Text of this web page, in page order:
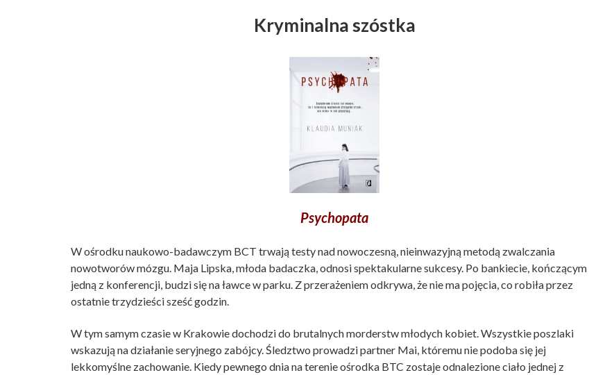
Kryminalna szóstka
Psychopata
W ośrodku naukowo-badawczym BCT trwają testy nad nowoczesną, nieinwazyjną metodą zwalczania
nowotworów mózgu. Maja Lipska, młoda badaczka, odnosi spektakularne sukcesy. Po bankiecie, kończącym
jedną z konferencji, budzi się na ławce w parku. Z przerażeniem odkrywa, że nie ma pojęcia, co robiła przez
ostatnie trzydzieści sześć godzin.
W tym samym czasie w Krakowie dochodzi do brutalnych morderstw młodych kobiet. Wszystkie poszlaki
wskazują na działanie seryjnego zabójcy. Śledztwo prowadzi partner Mai, któremu nie podoba się jej
lekkomyślne zachowanie. Kiedy pewnego dnia na terenie ośrodka BTC zostaje odnalezione ciało jednej z